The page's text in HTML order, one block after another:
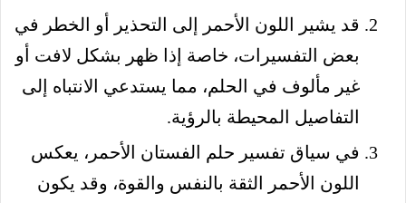
قد يشير اللون الأحمر إلى التحذير أو الخطر في
بعض التفسيرات، خاصة إذا ظهر بشكل لافت أو
غير مألوف في الحلم، مما يستدعي الانتباه إلى
التفاصيل المحيطة بالرؤية.
في سياق تفسير حلم الفستان الأحمر، يعكس
اللون الأحمر الثقة بالنفس والقوة، وقد يكون